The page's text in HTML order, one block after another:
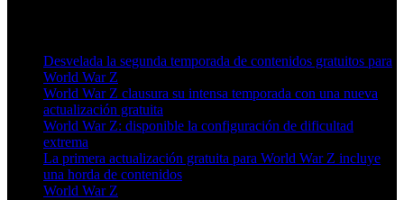
Desvelada la segunda temporada de contenidos gratuitos para
World War Z
World War Z clausura su intensa temporada con una nueva
actualización gratuita
World War Z: disponible la configuración de dificultad
extrema
La primera actualización gratuita para World War Z incluye
una horda de contenidos
World War Z